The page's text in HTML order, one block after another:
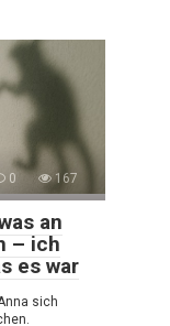
0 167
an
– ich
es war
sich